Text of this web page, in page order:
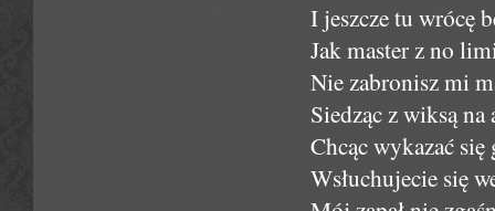
I jeszcze tu wrócę
Jak master z no
Nie zabronisz mi
Siedząc z wiksą
Chcąc wykazać się
Wsłuchujecie się